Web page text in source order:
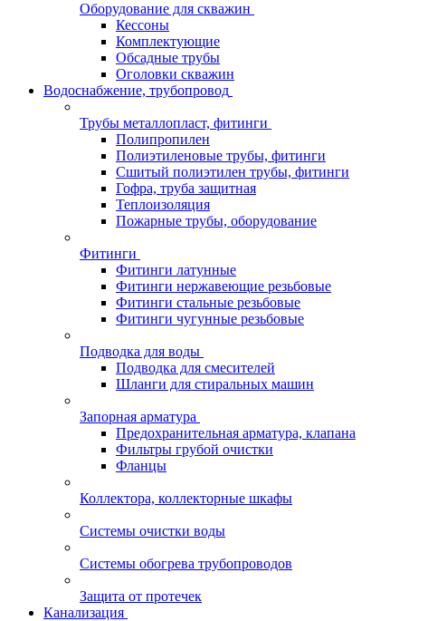
Оборудование для скважин
Кессоны
Комплектующие
Обсадные трубы
Оголовки скважин
Водоснабжение, трубопровод
Трубы металлопласт, фитинги
Полипропилен
Полиэтиленовые трубы, фитинги
Сшитый полиэтилен трубы, фитинги
Гофра, труба защитная
Теплоизоляция
Пожарные трубы, оборудование
Фитинги
Фитинги латунные
Фитинги нержавеющие резьбовые
Фитинги стальные резьбовые
Фитинги чугунные резьбовые
Подводка для воды
Подводка для смесителей
Шланги для стиральных машин
Запорная арматура
Предохранительная арматура, клапана
Фильтры грубой очистки
Фланцы
Коллектора, коллекторные шкафы
Системы очистки воды
Системы обогрева трубопроводов
Защита от протечек
Канализация